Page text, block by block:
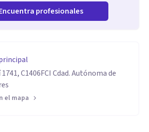
profesionales
C1406FCI Cdad. Autónoma de
el mapa